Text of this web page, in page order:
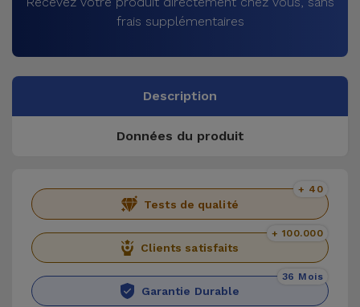
frais supplémentaires
Description
Données du produit
Tests de qualité
+ 40
Clients satisfaits
+ 100.000
Garantie Durable
36 Mois